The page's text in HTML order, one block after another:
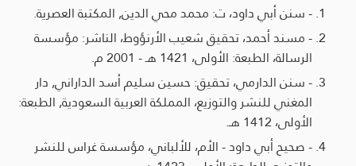
- سنن أبي داود، ت: محمد محي الدين, المكتبة العصرية.
- مسند أحمد، تحقيق شعيب الأرنؤوط، الناشر: مؤسسة
الرسالة، الطبعة: الأولى، 1421 هـ - 2001 م.
- سنن الدارمي، تحقيق: حسين سليم أسد الداراني, دار
المغني للنشر والتوزيع، المملكة العربية السعودية, الطبعة:
الأولى، 1412 هـ.
- صحيح أبي داود - الأم، للألباني، مؤسسة غراس للنشر